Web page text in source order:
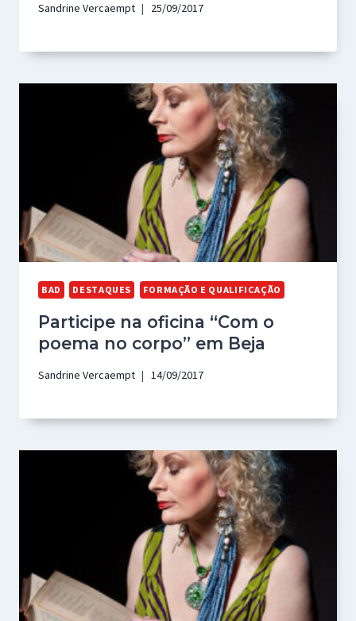
Sandrine Vercaempt 25/09/2017
BAD DESTAQUES FORMAÇÃO E QUALIFICAÇÃO
Participe na oficina “Com o
poema no corpo” em Beja
Sandrine Vercaempt 14/09/2017